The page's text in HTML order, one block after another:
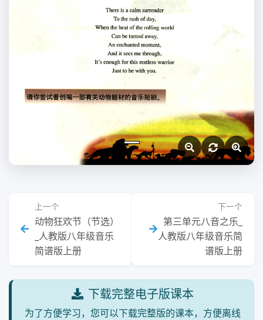
上一个
动物狂欢节（节选）
_人教版八年级音乐
简谱版上册
下一个
第三单元八音之乐_
人教版八年级音乐简
谱版上册
下载完整电子版课本
为了方便学习，您可以下载完整版的课本，方便离线